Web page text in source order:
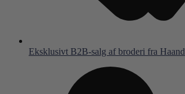
Eksklusivt B2B-salg af broderi fra